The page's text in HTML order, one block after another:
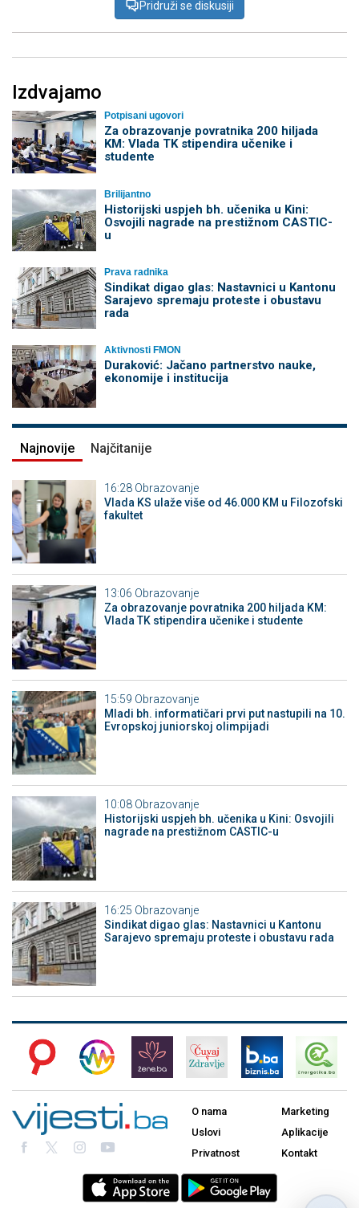
Pridruži se diskusiji
Izdvajamo
Potpisani ugovori
Za obrazovanje povratnika 200 hiljada
KM: Vlada TK stipendira učenike i
studente
Brilijantno
Historijski uspjeh bh. učenika u Kini:
Osvojili nagrade na prestižnom CASTIC-
u
Prava radnika
Sindikat digao glas: Nastavnici u Kantonu
Sarajevo spremaju proteste i obustavu
rada
Aktivnosti FMON
Duraković: Jačano partnerstvo nauke,
ekonomije i institucija
Najnovije Najčitanije
16:28 Obrazovanje
Vlada KS ulaže više od 46.000 KM u Filozofski
fakultet
13:06 Obrazovanje
Za obrazovanje povratnika 200 hiljada KM:
Vlada TK stipendira učenike i studente
15:59 Obrazovanje
Mladi bh. informatičari prvi put nastupili na 10.
Evropskoj juniorskoj olimpijadi
10:08 Obrazovanje
Historijski uspjeh bh. učenika u Kini: Osvojili
nagrade na prestižnom CASTIC-u
16:25 Obrazovanje
Sindikat digao glas: Nastavnici u Kantonu
Sarajevo spremaju proteste i obustavu rada
O nama
Uslovi
Privatnost
Marketing
Aplikacije
Kontakt